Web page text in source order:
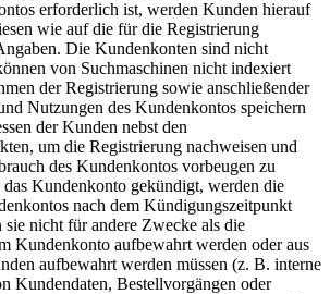
erforderlich ist, werden Kunden hierauf
wie auf die für die Registrierung
Die Kundenkonten sind nicht
von Suchmaschinen nicht indexiert
der Registrierung sowie anschließender
Nutzungen des Kundenkontos speichern
der Kunden nebst den
um die Registrierung nachweisen und
des Kundenkontos vorbeugen zu
Kundenkonto gekündigt, werden die
nach dem Kündigungszeitpunkt
sie nicht für andere Zwecke als die
Kundenkonto aufbewahrt werden oder aus
aufbewahrt werden müssen (z. B. interne
Kundendaten, Bestellvorgängen oder